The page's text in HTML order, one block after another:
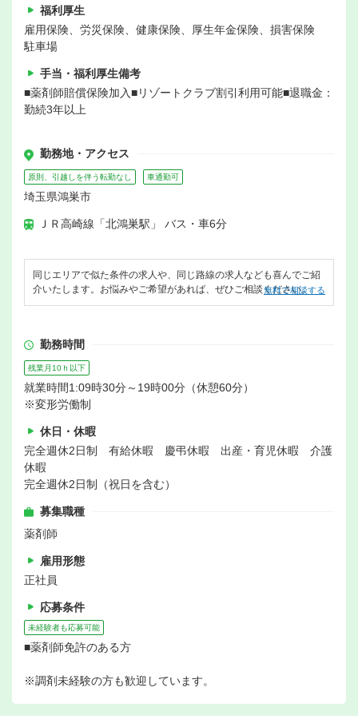
福利厚生
雇用保険、労災保険、健康保険、厚生年金保険、損害保険
駐車場
手当・福利厚生備考
■薬剤師賠償保険加入■リゾートクラブ割引利用可能■退職金：
勤続3年以上
勤務地・アクセス
原則、引越しを伴う転勤なし 車通勤可
埼玉県鴻巣市
ＪＲ高崎線「北鴻巣駅」 バス・車6分
同じエリアで似た条件の求人や、同じ路線の求人なども喜んでご紹
介いたします。お悩みやご希望があれば、ぜひご相談ください。
無料で相談する
勤務時間
残業月10ｈ以下
就業時間1:09時30分～19時00分（休憩60分）
※変形労働制
休日・休暇
完全週休2日制 有給休暇 慶弔休暇 出産・育児休暇 介護
休暇
完全週休2日制（祝日を含む）
募集職種
薬剤師
雇用形態
正社員
応募条件
未経験者も応募可能
■薬剤師免許のある方
※調剤未経験の方も歓迎しています。